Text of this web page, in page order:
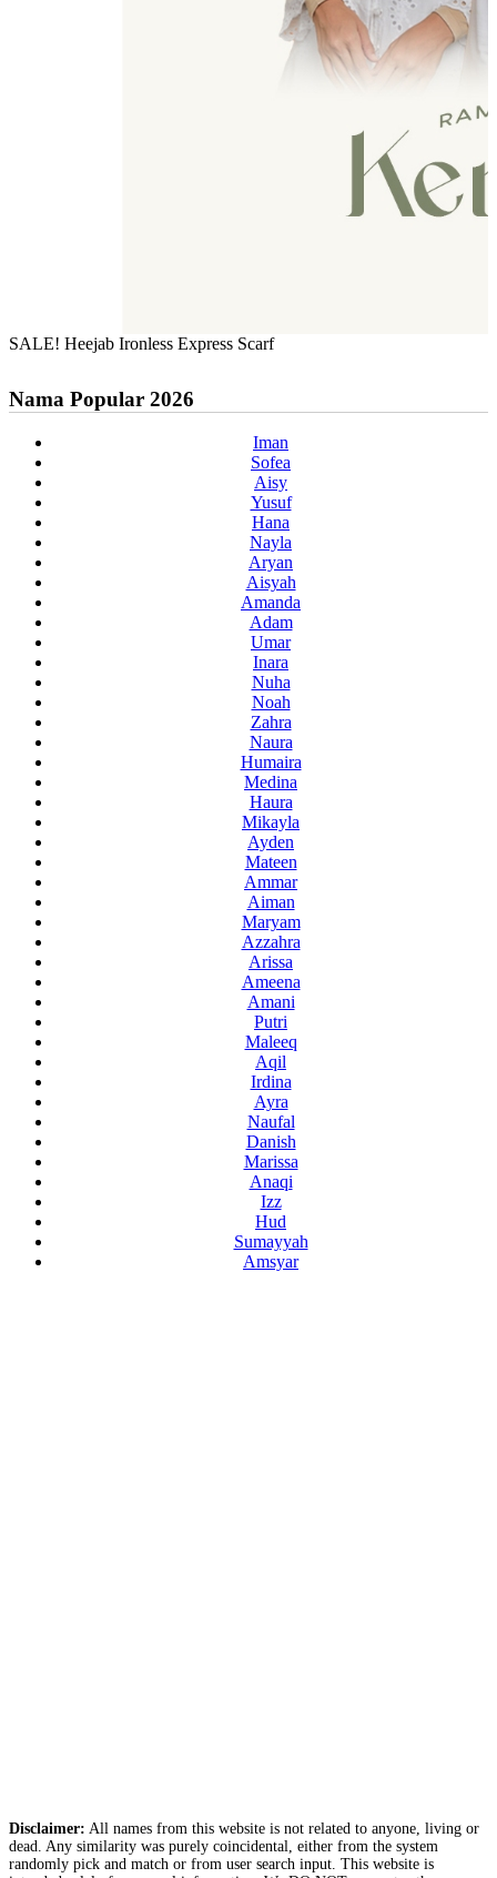
SALE! Heejab Ironless Express Scarf
Nama Popular 2026
Iman
Sofea
Aisy
Yusuf
Hana
Nayla
Aryan
Aisyah
Amanda
Adam
Umar
Inara
Nuha
Noah
Zahra
Naura
Humaira
Medina
Haura
Mikayla
Ayden
Mateen
Ammar
Aiman
Maryam
Azzahra
Arissa
Ameena
Amani
Putri
Maleeq
Aqil
Irdina
Ayra
Naufal
Danish
Marissa
Anaqi
Izz
Hud
Sumayyah
Amsyar
Disclaimer: All names from this website is not related to anyone, living or
dead. Any similarity was purely coincidental, either from the system
randomly pick and match or from user search input. This website is